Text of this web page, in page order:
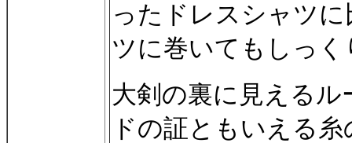
ったドレスシャツ
ツに巻いてもしっ
大剣の裏に見える
ドの証ともいえる